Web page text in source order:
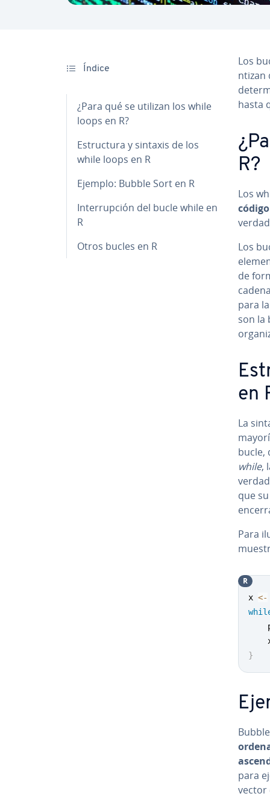
Índice
¿Para qué se utilizan los while
loops en R?
Es­tru­c­tu­ra y sintaxis de los
while loops en R
Ejemplo: Bubble Sort en R
In­te­rru­p­ción del bucle while en
R
Otros bucles en R
Los
n­ti­zan
hasta
R?
Los
código
Los
de
para
son la
en
La
bucle,
while,
que
Para
x <-
}
R
para
vector